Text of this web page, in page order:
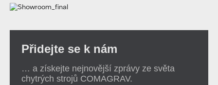
Přidejte se k nám
… a získejte nejnovější zprávy ze světa
chytrých strojů COMAGRAV.